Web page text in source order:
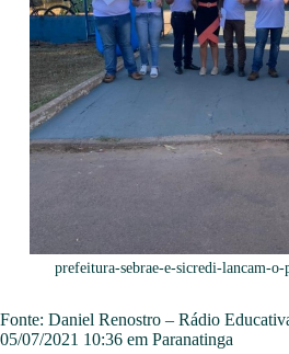
prefeitura-sebrae-e-sicredi-lancam-
Fonte: Daniel Renostro – Rádio
05/07/2021 10:36 em Paranatinga